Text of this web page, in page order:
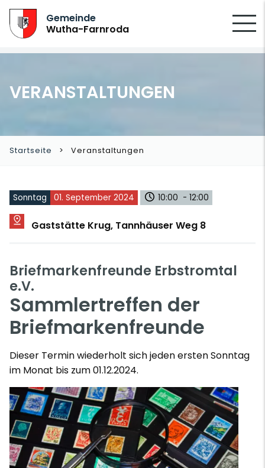
Gemeinde
Wutha-Farnroda
VERANSTALTUNGEN
Startseite Veranstaltungen
Sonntag 01. September 2024 10:00 - 12:00
Gaststätte Krug, Tannhäuser Weg 8
Briefmarkenfreunde Erbstromtal
e.V.
Sammlertreffen der
Briefmarkenfreunde
Dieser Termin wiederholt sich jeden ersten Sonntag
im Monat bis zum 01.12.2024.